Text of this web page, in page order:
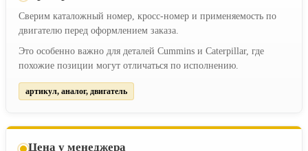
Сверим каталожный номер, кросс-номер и применяемость по
двигателю перед оформлением заказа.
Это особенно важно для деталей Cummins и Caterpillar, где
похожие позиции могут отличаться по исполнению.
артикул, аналог, двигатель
Цена у менеджера